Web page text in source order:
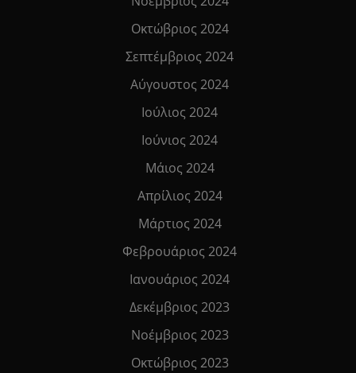
Οκτώβριος 2024
Σεπτέμβριος 2024
Αύγουστος 2024
Ιούλιος 2024
Ιούνιος 2024
Μάιος 2024
Απρίλιος 2024
Μάρτιος 2024
Φεβρουάριος 2024
Ιανουάριος 2024
Δεκέμβριος 2023
Νοέμβριος 2023
Οκτώβριος 2023